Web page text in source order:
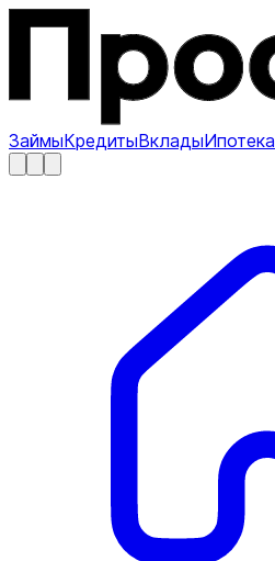
ЗаймыКредитыВкладыИпотека